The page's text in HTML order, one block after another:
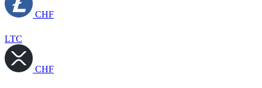
CHF
LTC
CHF